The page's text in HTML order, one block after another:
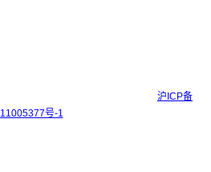
沪ICP备
11005377号-1